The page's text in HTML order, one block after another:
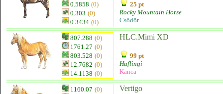
0.5858 (0)
0.303 (0)
0.3434 (0)
25 pt
Rocky Mountain Horse
Csődör
807.288 (0)
1761.27 (0)
803.528 (0)
12.7682 (0)
14.1138 (0)
HLC.Mimi XD
99 pt
Haflingi
Kanca
1160.07 (0)
Vertigo